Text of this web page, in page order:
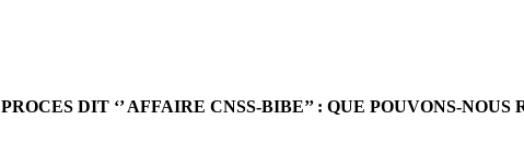
DIT ‘’ AFFAIRE CNSS-BIBE’’ : QUE POUVONS-